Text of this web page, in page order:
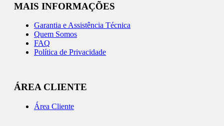
MAIS INFORMAÇÕES
Garantia e Assistência Técnica
Quem Somos
FAQ
Política de Privacidade
ÁREA CLIENTE
Área Cliente